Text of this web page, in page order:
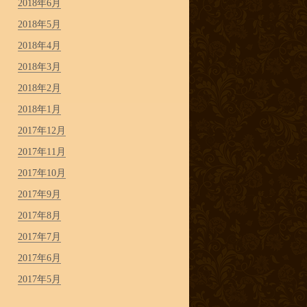
2018年6月
2018年5月
2018年4月
2018年3月
2018年2月
2018年1月
2017年12月
2017年11月
2017年10月
2017年9月
2017年8月
2017年7月
2017年6月
2017年5月